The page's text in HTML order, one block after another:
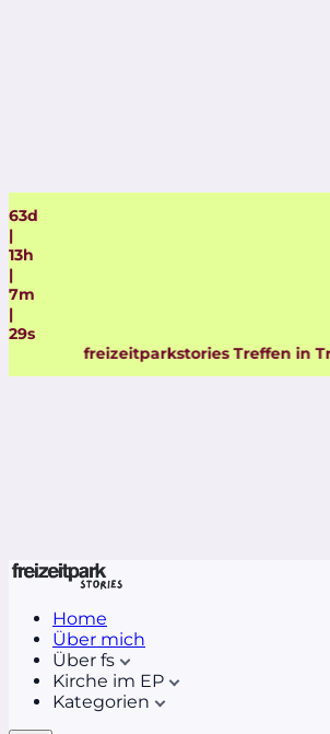
63d
|
13h
|
7m
|
29s
freizeitparkstories Treffen in Tripsdrill
Home
Über mich
Über fs
Kirche im EP
Kategorien